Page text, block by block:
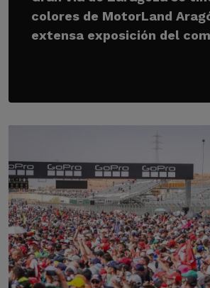
colores de MotorLand
extensa exposición del